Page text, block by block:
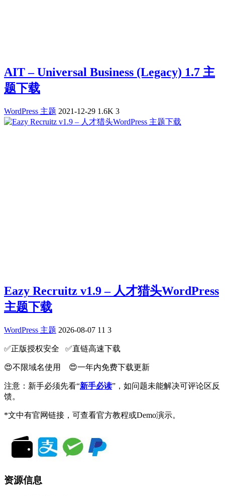
AIT – Universal Business (Legacy) 1.7 主
题下载
WordPress 主题 2021-12-29 1.6K 3
Eazy Recruitz v1.9 – 人才猎头WordPress
主题下载
WordPress 主题 2026-08-07 11 3
✅️正版授权安全 ✅️直链高速下载
😍不限域名使用 😍一年内免费下载更新
注意：新手必须先看“新手必读”，如问题未能解决可评论区反
馈。
*文中有官网链接，可查看官方教程或Demo演示。
资源信息